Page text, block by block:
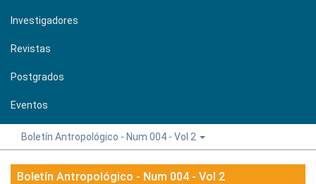
Investigadores
Revistas
Postgrados
Eventos
Boletín Antropológico - Num 004 - Vol 2
Boletín Antropológico - Num 004 - Vol 2